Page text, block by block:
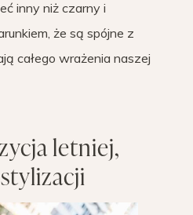
inny niż czarny i
że są spójne z
całego wrażenia naszej
letniej,